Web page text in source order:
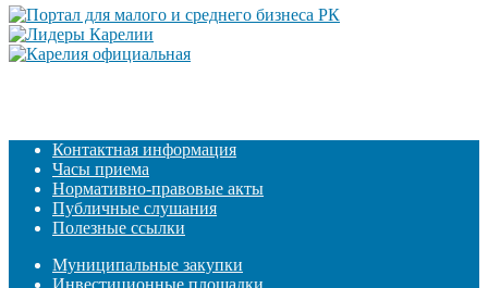
Контактная информация
Часы приема
Нормативно-правовые акты
Публичные слушания
Полезные ссылки
Муниципальные закупки
Инвестиционные площадки